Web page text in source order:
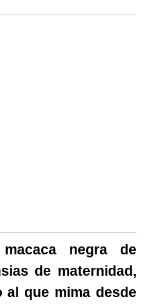
negra de
de maternidad,
que mima desde